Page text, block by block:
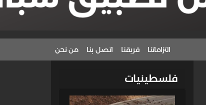
التزاماتنا فريقنا اتصل بنا من نحن
فلسطينيات